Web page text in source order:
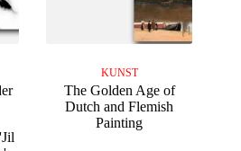
KUNST
The Golden Age of
Dutch and Flemish
Painting